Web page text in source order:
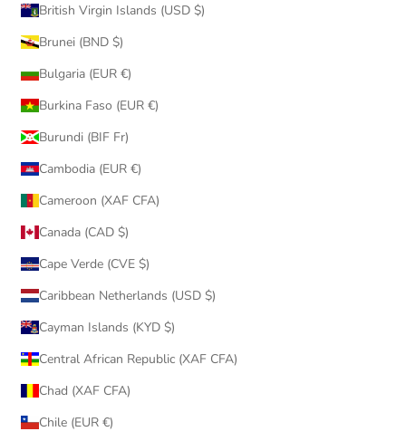
British Virgin Islands (USD $)
Brunei (BND $)
Bulgaria (EUR €)
Burkina Faso (EUR €)
Burundi (BIF Fr)
Cambodia (EUR €)
Cameroon (XAF CFA)
Canada (CAD $)
Cape Verde (CVE $)
Caribbean Netherlands (USD $)
Cayman Islands (KYD $)
Central African Republic (XAF CFA)
Chad (XAF CFA)
Chile (EUR €)